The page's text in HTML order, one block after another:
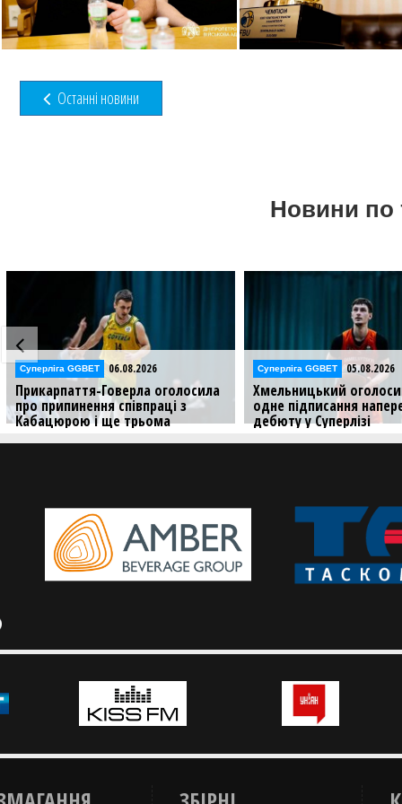
Останні новини
Новини по
Суперліга GGBET 05.08.2026
Хмельницький оголосив про ще
одне підписання напередодні
дебюту у Суперлізі
Максим Гуля продовжить виступати
Суперліга GGBET 04.08.2026
Хмельницький
Миколу Бачуріна
Новачок Суперліги
ще одне підписання